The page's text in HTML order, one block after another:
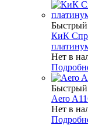
КиК
Нет в
Aero
Нет в